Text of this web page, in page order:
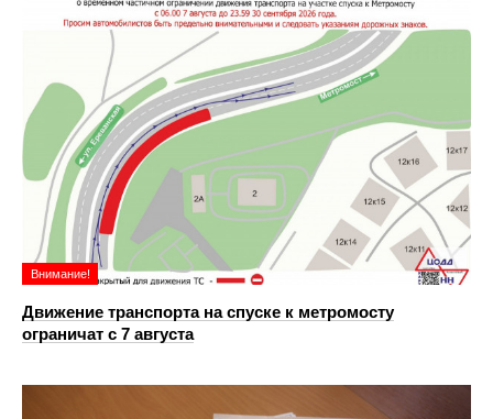
Внимание!
Движение транспорта на спуске к метромосту
ограничат с 7 августа